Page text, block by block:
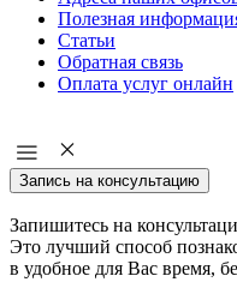
Полезная
Статьи
Обратная связь
Оплата услуг онлайн
Запись на консультацию
Запишитесь на
Это лучший способ
в удобное для Вас время,